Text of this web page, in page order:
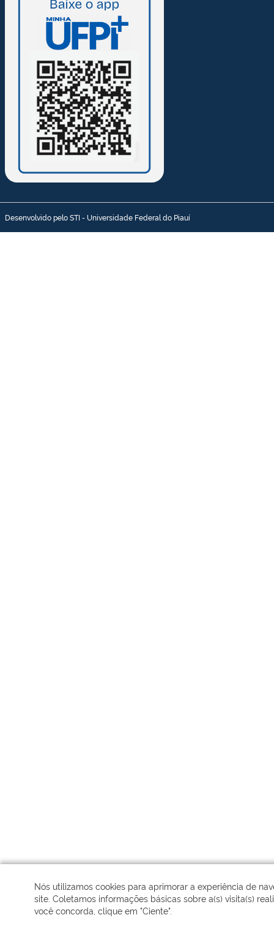
Desenvolvido pelo STI - Universidade Federal do Piauí
Nós utilizamos cookies para aprimorar a experiência de
site. Coletamos informações básicas sobre a(s) visita(s)
você concorda, clique em "Ciente".